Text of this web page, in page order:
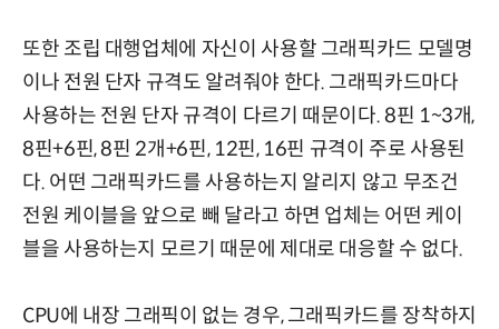
또한 조립 대행업체에 자신이 사용할 그래픽카드 모델명
이나 전원 단자 규격도 알려줘야 한다. 그래픽카드마다
사용하는 전원 단자 규격이 다르기 때문이다. 8핀 1~3개,
8핀+6핀, 8핀 2개+6핀, 12핀, 16핀 규격이 주로 사용된
다. 어떤 그래픽카드를 사용하는지 알리지 않고 무조건
전원 케이블을 앞으로 빼 달라고 하면 업체는 어떤 케이
블을 사용하는지 모르기 때문에 제대로 대응할 수 없다.
CPU에 내장 그래픽이 없는 경우, 그래픽카드를 장착하지